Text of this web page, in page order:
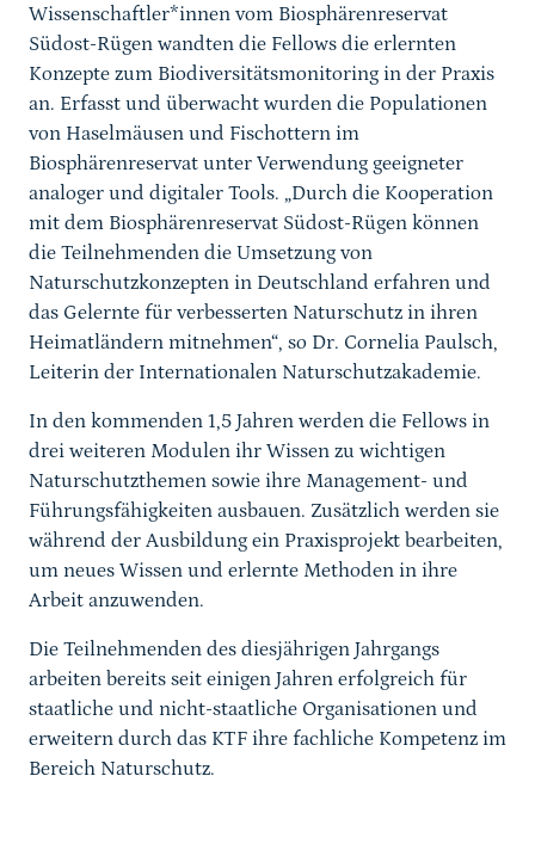
Wissenschaftler*innen vom Biosphärenreservat
Südost-Rügen wandten die Fellows die erlernten
Konzepte zum Biodiversitätsmonitoring in der Praxis
an. Erfasst und überwacht wurden die Populationen
von Haselmäusen und Fischottern im
Biosphärenreservat unter Verwendung geeigneter
analoger und digitaler Tools. „Durch die Kooperation
mit dem Biosphärenreservat Südost-Rügen können
die Teilnehmenden die Umsetzung von
Naturschutzkonzepten in Deutschland erfahren und
das Gelernte für verbesserten Naturschutz in ihren
Heimatländern mitnehmen“, so Dr. Cornelia Paulsch,
Leiterin der Internationalen Naturschutzakademie.
In den kommenden 1,5 Jahren werden die Fellows in
drei weiteren Modulen ihr Wissen zu wichtigen
Naturschutzthemen sowie ihre Management- und
Führungsfähigkeiten ausbauen. Zusätzlich werden sie
während der Ausbildung ein Praxisprojekt bearbeiten,
um neues Wissen und erlernte Methoden in ihre
Arbeit anzuwenden.
Die Teilnehmenden des diesjährigen Jahrgangs
arbeiten bereits seit einigen Jahren erfolgreich für
staatliche und nicht-staatliche Organisationen und
erweitern durch das KTF ihre fachliche Kompetenz im
Bereich Naturschutz.